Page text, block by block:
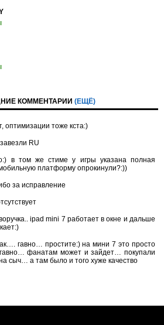
КОММЕНТАРИИ (ЕЩЁ)
оптимизации тоже кста:)
RU
в том же стиме у игры указана полная
платформу опрокинули?:))
за исправление
ipad mini 7 работает в окне и дальше
гавно… простите:) на мини 7 это просто
фанатам может и зайдет… покупали
сыч… а там было и того хуже качество